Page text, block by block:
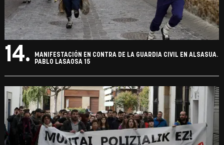
14.
MANIFESTACIÓN EN CONTRA DE LA GUARDIA CIVIL EN ALSASUA.
PABLO LASAOSA 15